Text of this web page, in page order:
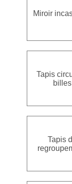
Miroir
Tapis
billes
Tapis